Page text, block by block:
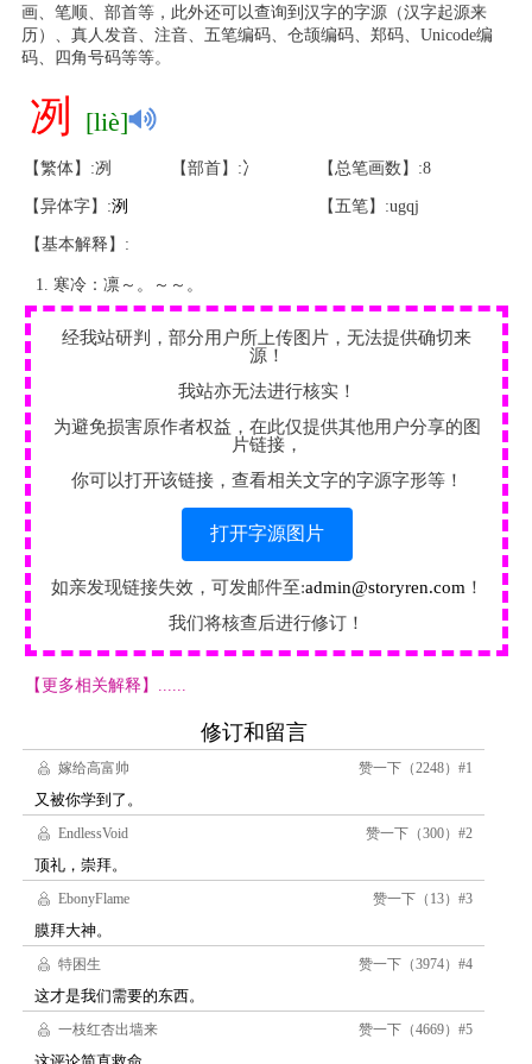
画、笔顺、部首等，此外还可以查询到汉字的字源（汉字起源来
历）、真人发音、注音、五笔编码、仓颉编码、郑码、Unicode编
码、四角号码等等。
冽 [liè]
【繁体】:冽 【部首】:冫 【总笔画数】:8
【异体字】:洌 【五笔】:ugqj
【基本解释】:
寒冷：凛～。～～。
经我站研判，部分用户所上传图片，无法提供确切来
源！
我站亦无法进行核实！
为避免损害原作者权益，在此仅提供其他用户分享的图
片链接，
你可以打开该链接，查看相关文字的字源字形等！
打开字源图片
如亲发现链接失效，可发邮件至:admin@storyren.com ！
我们将核查后进行修订！
【更多相关解释】......